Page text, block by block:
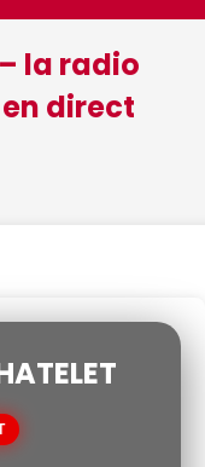
la radio
direct